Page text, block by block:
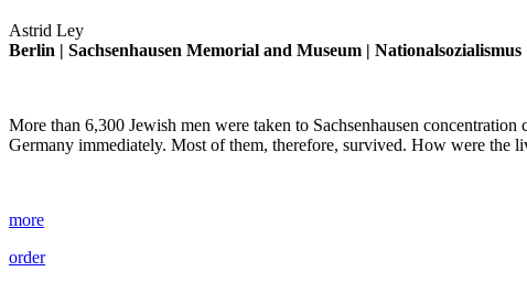
Astrid Ley
Berlin | Sachsenhausen Memorial and Museum | Nationalsozialismus
More than 6,300 Jewish men were taken to Sachsenhausen
Germany immediately. Most of them, therefore, survived. How were the
more
order